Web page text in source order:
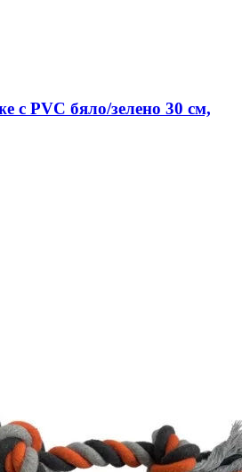
с PVC бяло/зелено 30 см,